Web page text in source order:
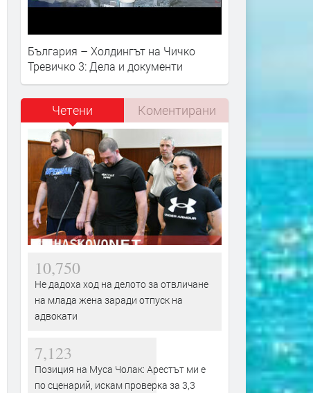
България – Холдингът на Чичко
Тревичко 3: Дела и документи
Четени Коментирани
10,750
Не дадоха ход на делото за отвличане
на млада жена заради отпуск на
адвокати
7,123
Позиция на Муса Чолак: Арестът ми е
по сценарий, искам проверка за 3,3